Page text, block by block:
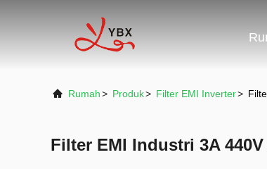
Rumah> Produk> Filter EMI Inverter>
Filter EMI Industri 3A